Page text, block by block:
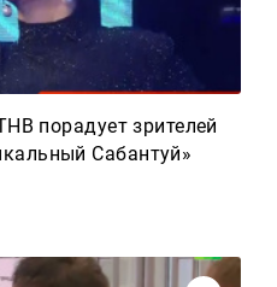
порадует зрителей
Сабантуй»